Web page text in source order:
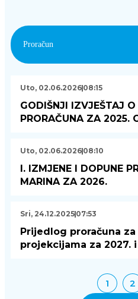
Proračun
GODIŠNJI IZVJEŠTAJ O
PRORAČUNA ZA 2025.
Uto, 02.06.2026 08:15
I. IZMJENE I DOPUNE
MARINA ZA 2026.
Uto, 02.06.2026 08:10
Prijedlog proračuna
projekcijama za 2027.
Sri, 24.12.2025 07:53
1 2